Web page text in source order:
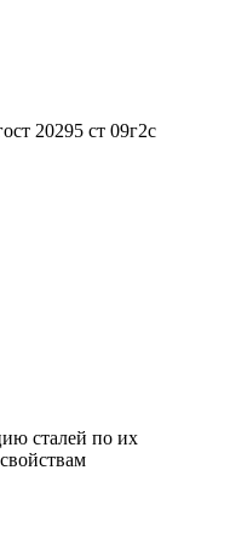
20295 ст 09г2с
сталей по их